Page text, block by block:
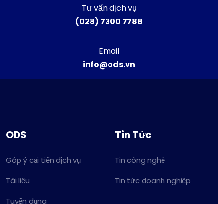
Tư vấn dịch vụ
(028) 7300 7788
Email
info@ods.vn
ODS
Góp ý cải tiến dịch vụ
Tài liệu
Tuyển dụng
Tin Tức
Tin công nghệ
Tin tức doanh nghiệp